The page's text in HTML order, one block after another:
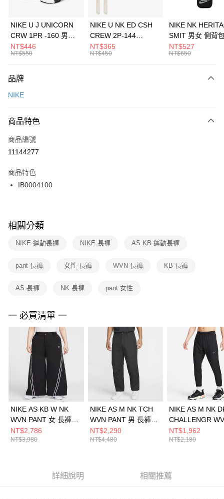
元大商業銀行
台灣樂天信用卡公司
全盈+PAY
AFTEE先享後付
【關於「AFTEE先享後付」】
便利好安心！
３．安心：先確認商品／服務後，再付款。
【「AFTEE先享後付」結帳流程】
１．於結帳方式選擇「AFTEE先享後付」後，將跳轉至「AFTEE先享後付」
２．訂單成立數日內，您將收到繳費通知簡訊。
３．收到繳費通知簡訊後14天內，點擊此簡訊中的連結，可透過四大超商／
ATM／網路銀行／等多元方式進行付款，方視為交易完成。
※ 交易是否成功請以「AFTEE先享後付 」之結帳頁面顯示為準，若有關於
是否繳費成功／繳費後需取消欲退款等相關疑問，請聯繫「AFTEE先享後付
客戶支援中心」https://netprotections.freshdesk.com/support/home
１．透過由恩沛科技股份有限公司提供之「AFTEE先享後付」服務完成之交
權轉讓予恩沛科技股份有限公司。
３．未成年的使用者請事先徵得法定代理人或監護人之同意方可使用
「AFTEE先享後付」，若未經同意申辦者引起之損失，本公司不負相關責
４．使用「AFTEE先享後付」時，將依據個別帳號之用戶狀況，依本公司即
時審查核予不同之上限額度；若仍有額度不足之情形，本公司將視審查結果
請求用戶進行身份認證。
５．嚴禁一人註冊多個帳號或使用他人資訊註冊。若發現惡意使用之情形，
恩沛科技股份有限公司將有權停止該用戶之使用額度並採取法律行動。
運送方式
每筆NT$100，滿NT$1,500(含以上)免運費
宅配
每筆NT$100，滿NT$1,500(含以上)免運費
付款後門市自取
每筆NT$100，滿NT$1,500(含以上)免運費
NIKE U J UNICORN
CRW 1PR -160 男女
中統襪 FZ3393100
NT$446
NT$550
NIKE U NK ED CSH
CREW 2P-144
EMBRDY 男女 短統襪
FZ3073133
NT$365
NT$450
NIKE NK
SMIT 男女 側背
BA5871010
NT$527
NT$650
品牌
NIKE
商品特色
商品編號
11144277
商品特色
IB0004100
相關分類
NIKE 運動長褲 NIKE 長褲 AS KB 運動長褲
pant 長褲 女性 長褲 WVN 長褲 KB 長褲
AS 長褲 NK 長褲 pant 女性
一 必買清單 一
NIKE AS KB W NK
WVN PANT 女 長褲
IB0004010
NT$2,786
NT$3,980
NIKE AS M NK TCH
WVN PANT 男 長褲
FZ0711060
NT$2,290
NT$4,480
NIKE AS M NK
CHALLENGR
PANT 男 長褲
FQ4781010
NT$1,962
NT$2,180
詳細說明 相關推薦